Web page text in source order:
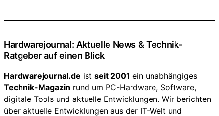
Hardwarejournal: Aktuelle News & Technik-
Ratgeber auf einen Blick
Hardwarejournal.de ist seit 2001 ein unabhängiges
Technik-Magazin rund um PC-Hardware, Software,
digitale Tools und aktuelle Entwicklungen. Wir berichten
über aktuelle Entwicklungen aus der IT-Welt und